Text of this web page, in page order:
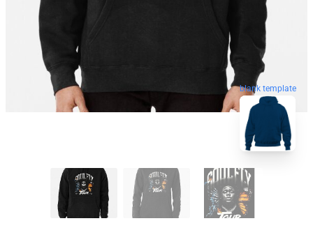
blank template